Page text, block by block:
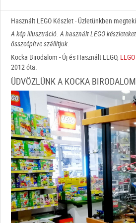
Használt LEGO Készlet - Üzletünkben
A kép illusztráció. A használt LEGO
összeépítve szállítjuk.
Kocka Birodalom - Új és Használt LEGO,
2012 óta.
ÜDVÖZLÜNK A KOCKA